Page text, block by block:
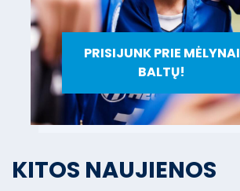
PRISIJUNK PRIE MĖLYNAI
BALTŲ!
KITOS NAUJIENOS